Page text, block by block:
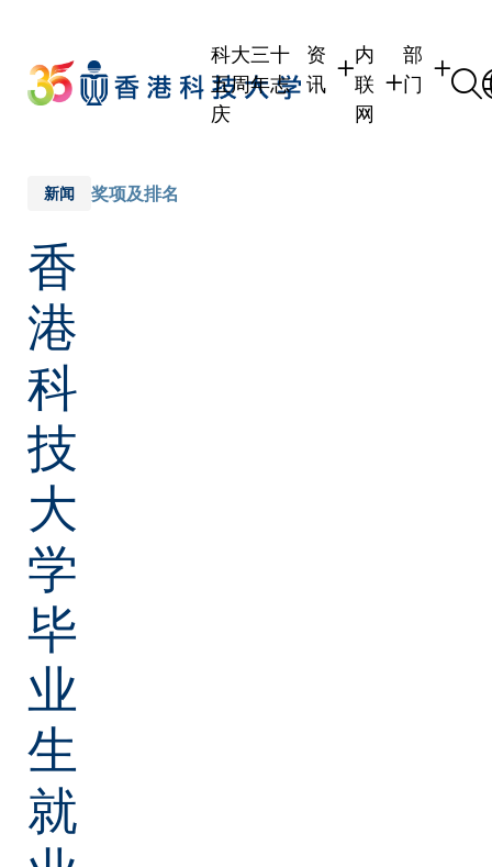
main
content
科大三十
五周年志
庆
资
讯
内
联
网
部
门
新闻 奖项及排名
香
港
科
技
大
学
毕
业
生
就